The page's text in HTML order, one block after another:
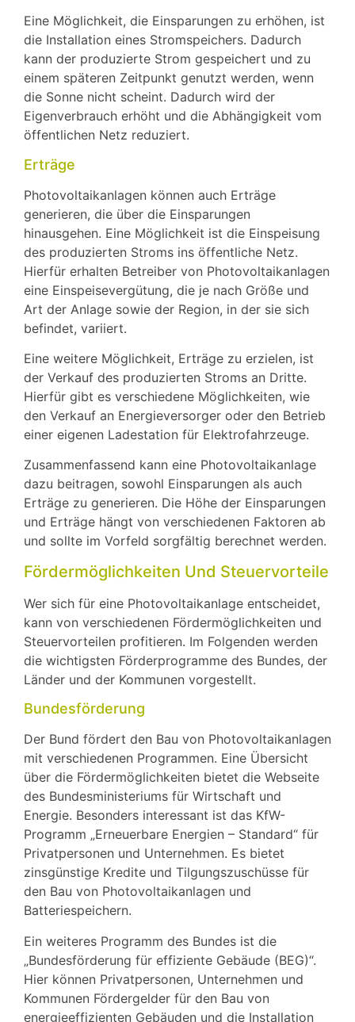
Eine Möglichkeit, die Einsparungen zu erhöhen, ist
die Installation eines Stromspeichers. Dadurch
kann der produzierte Strom gespeichert und zu
einem späteren Zeitpunkt genutzt werden, wenn
die Sonne nicht scheint. Dadurch wird der
Eigenverbrauch erhöht und die Abhängigkeit vom
öffentlichen Netz reduziert.
Erträge
Photovoltaikanlagen können auch Erträge
generieren, die über die Einsparungen
hinausgehen. Eine Möglichkeit ist die Einspeisung
des produzierten Stroms ins öffentliche Netz.
Hierfür erhalten Betreiber von Photovoltaikanlagen
eine Einspeisevergütung, die je nach Größe und
Art der Anlage sowie der Region, in der sie sich
befindet, variiert.
Eine weitere Möglichkeit, Erträge zu erzielen, ist
der Verkauf des produzierten Stroms an Dritte.
Hierfür gibt es verschiedene Möglichkeiten, wie
den Verkauf an Energieversorger oder den Betrieb
einer eigenen Ladestation für Elektrofahrzeuge.
Zusammenfassend kann eine Photovoltaikanlage
dazu beitragen, sowohl Einsparungen als auch
Erträge zu generieren. Die Höhe der Einsparungen
und Erträge hängt von verschiedenen Faktoren ab
und sollte im Vorfeld sorgfältig berechnet werden.
Fördermöglichkeiten Und Steuervorteile
Wer sich für eine Photovoltaikanlage entscheidet,
kann von verschiedenen Fördermöglichkeiten und
Steuervorteilen profitieren. Im Folgenden werden
die wichtigsten Förderprogramme des Bundes, der
Länder und der Kommunen vorgestellt.
Bundesförderung
Der Bund fördert den Bau von Photovoltaikanlagen
mit verschiedenen Programmen. Eine Übersicht
über die Fördermöglichkeiten bietet die Webseite
des Bundesministeriums für Wirtschaft und
Energie. Besonders interessant ist das KfW-
Programm „Erneuerbare Energien – Standard“ für
Privatpersonen und Unternehmen. Es bietet
zinsgünstige Kredite und Tilgungszuschüsse für
den Bau von Photovoltaikanlagen und
Batteriespeichern.
Ein weiteres Programm des Bundes ist die
„Bundesförderung für effiziente Gebäude (BEG)“.
Hier können Privatpersonen, Unternehmen und
Kommunen Fördergelder für den Bau von
energieeffizienten Gebäuden und die Installation